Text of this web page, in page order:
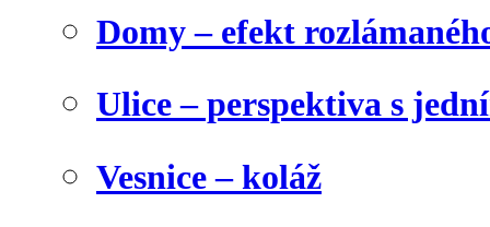
Domy – efekt
Ulice – perspektiva s
Vesnice – koláž